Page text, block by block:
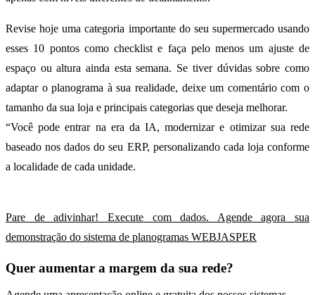
Revise hoje uma categoria importante do seu supermercado usando
esses 10 pontos como checklist e faça pelo menos um ajuste de
espaço ou altura ainda esta semana. Se tiver dúvidas sobre como
adaptar o planograma à sua realidade, deixe um comentário com o
tamanho da sua loja e principais categorias que deseja melhorar.
“Você pode entrar na era da IA, modernizar e otimizar sua rede
baseado nos dados do seu ERP, personalizando cada loja conforme
a localidade de cada unidade.
Pare de adivinhar! Execute com dados. Agende agora sua
demonstração do sistema de planogramas WEBJASPER
Quer aumentar a margem da sua rede?